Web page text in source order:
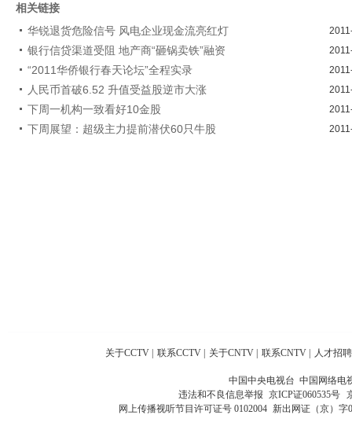
相关链接
华锐退货危险信号 风电企业现金流亮红灯
银行信贷渠道受阻 地产商“砸锅卖铁”融资
“2011华侨银行春天论坛”全程实录
人民币首破6.52 升值受益股逆市大涨
下周一机构一致看好10金股
下周展望：超级主力提前潜伏60只牛股
关于CCTV | 联系CCTV | 关于CNTV | 联系CNTV | 人才招聘
中国中央电视台 中国网络电
违法和不良信息举报 京ICP证060535号
网上传播视听节目许可证号 0102004 新出网证（京）